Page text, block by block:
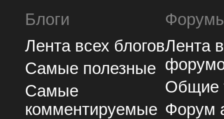
Блоги
Лента всех блогов
Самые полезные
Самые
комментируемые
Лента
Общие
Форум